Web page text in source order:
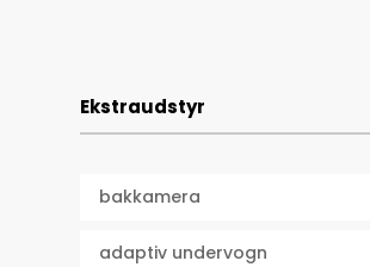
Ekstraudstyr
bakkamera
adaptiv undervogn